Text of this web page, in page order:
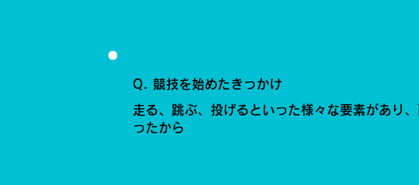
Q. 競技を始めたきっかけ
走る、跳ぶ、投げるといった様々な要素があり
ったから